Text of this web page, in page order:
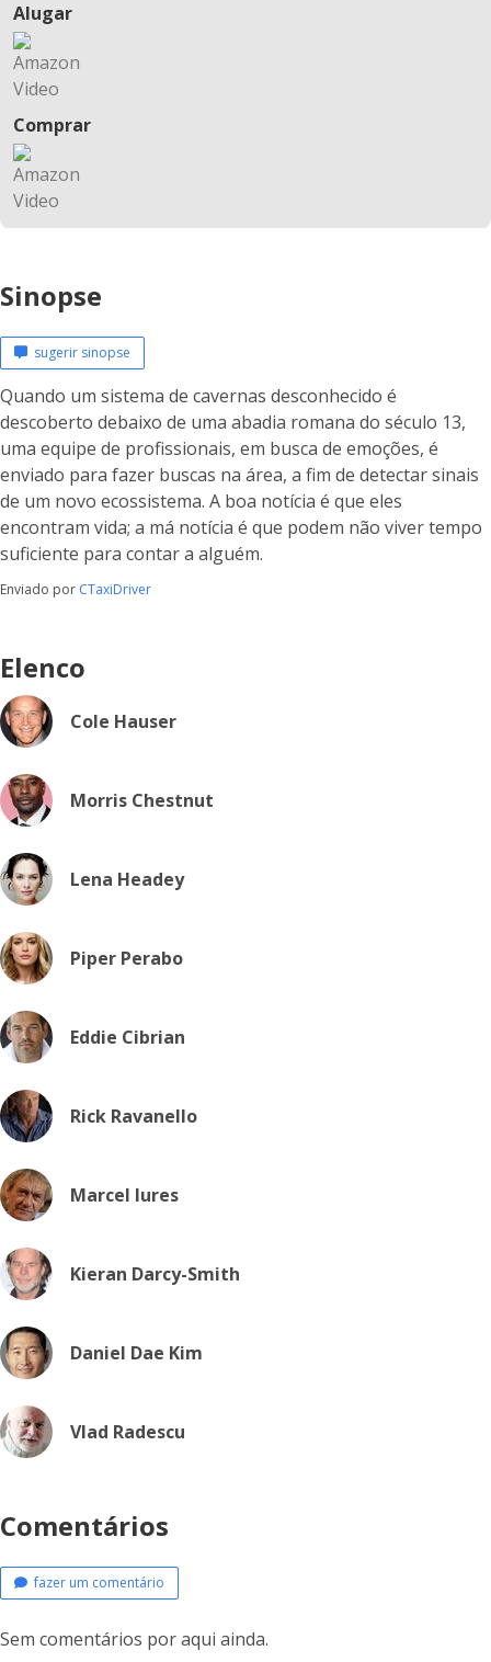
Alugar
Comprar
Sinopse
sugerir sinopse
Quando um sistema de cavernas desconhecido é
descoberto debaixo de uma abadia romana do século 13,
uma equipe de profissionais, em busca de emoções, é
enviado para fazer buscas na área, a fim de detectar sinais
de um novo ecossistema. A boa notícia é que eles
encontram vida; a má notícia é que podem não viver tempo
suficiente para contar a alguém.
Enviado por CTaxiDriver
Elenco
Cole Hauser
Morris Chestnut
Lena Headey
Piper Perabo
Eddie Cibrian
Rick Ravanello
Marcel Iures
Kieran Darcy-Smith
Daniel Dae Kim
Vlad Radescu
Comentários
fazer um comentário
Sem comentários por aqui ainda.